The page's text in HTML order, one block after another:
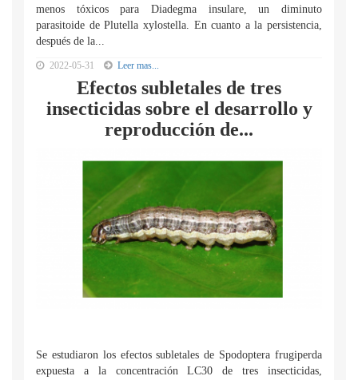
menos tóxicos para Diadegma insulare, un diminuto
parasitoide de Plutella xylostella. En cuanto a la persistencia,
después de la...
2022-05-31 Leer mas...
Efectos subletales de tres
insecticidas sobre el desarrollo y
reproducción de...
Se estudiaron los efectos subletales de Spodoptera frugiperda
expuesta a la concentración LC30 de tres insecticidas,